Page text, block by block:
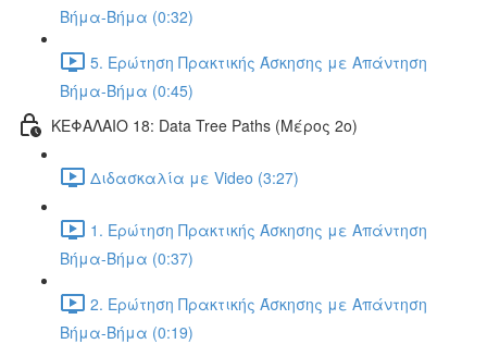
Βήμα-Βήμα (0:32)
5. Ερώτηση Πρακτικής Άσκησης με Απάντηση
Βήμα-Βήμα (0:45)
ΚΕΦΑΛΑΙΟ 18: Data Tree Paths (Μέρος 2ο)
Διδασκαλία με Video (3:27)
1. Ερώτηση Πρακτικής Άσκησης με Απάντηση
Βήμα-Βήμα (0:37)
2. Ερώτηση Πρακτικής Άσκησης με Απάντηση
Βήμα-Βήμα (0:19)